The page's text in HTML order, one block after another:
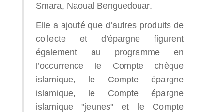
Smara, Naoual Benguedouar.
Elle a ajouté que d’autres produits de
collecte et d’épargne figurent
également au programme en
l’occurrence le Compte chèque
islamique, le Compte épargne
islamique, le Compte épargne
islamique "jeunes" et le Compte